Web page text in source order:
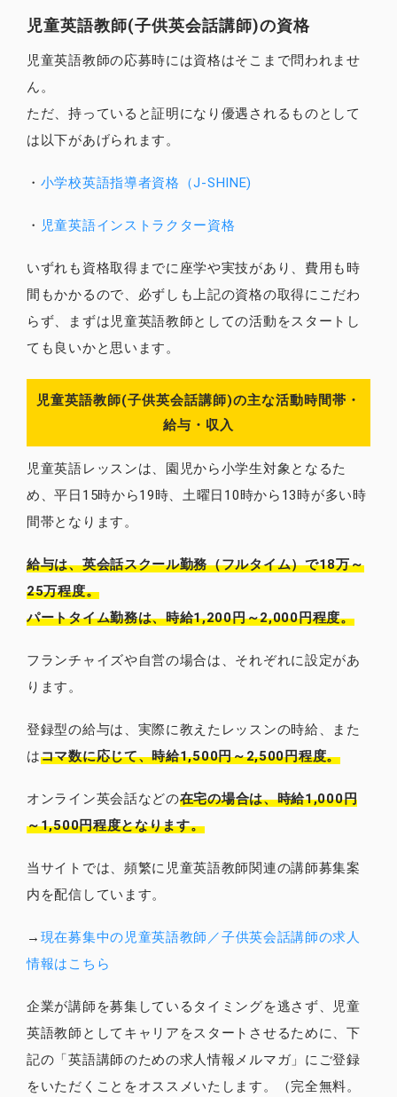
児童英語教師(子供英会話講師)の資格
児童英語教師の応募時には資格はそこまで問われませ
ん。
ただ、持っていると証明になり優遇されるものとして
は以下があげられます。
・ 小学校英語指導者資格（J-SHINE)
・ 児童英語インストラクター資格
いずれも資格取得までに座学や実技があり、費用も時
間もかかるので、必ずしも上記の資格の取得にこだわ
らず、まずは児童英語教師としての活動をスタートし
ても良いかと思います。
児童英語教師(子供英会話講師)の主な活動時間帯・
給与・収入
児童英語レッスンは、園児から小学生対象となるた
め、平日15時から19時、土曜日10時から13時が多い時
間帯となります。
給与は、英会話スクール勤務（フルタイム）で18万～
25万程度。
パートタイム勤務は、時給1,200円～2,000円程度。
フランチャイズや自営の場合は、それぞれに設定があ
ります。
登録型の給与は、実際に教えたレッスンの時給、また
はコマ数に応じて、時給1,500円～2,500円程度。
オンライン英会話などの在宅の場合は、時給1,000円
～1,500円程度となります。
当サイトでは、頻繁に児童英語教師関連の講師募集案
内を配信しています。
→ 現在募集中の児童英語教師／子供英会話講師の求人
情報はこちら
企業が講師を募集しているタイミングを逃さず、児童
英語教師としてキャリアをスタートさせるために、下
記の「英語講師のための求人情報メルマガ」にご登録
をいただくことをオススメいたします。（完全無料。